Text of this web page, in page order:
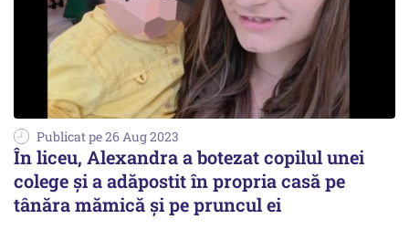
Publicat pe 26 Aug 2023
În liceu, Alexandra a botezat copilul unei
colege și a adăpostit în propria casă pe
tânăra mămică și pe pruncul ei